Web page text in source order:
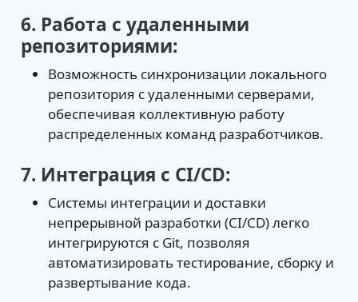
6. Работа с удаленными
репозиториями:
Возможность синхронизации локального
репозитория с удаленными серверами,
обеспечивая коллективную работу
распределенных команд разработчиков.
7. Интеграция с CI/CD:
Системы интеграции и доставки
непрерывной разработки (CI/CD) легко
интегрируются с Git, позволяя
автоматизировать тестирование, сборку и
развертывание кода.